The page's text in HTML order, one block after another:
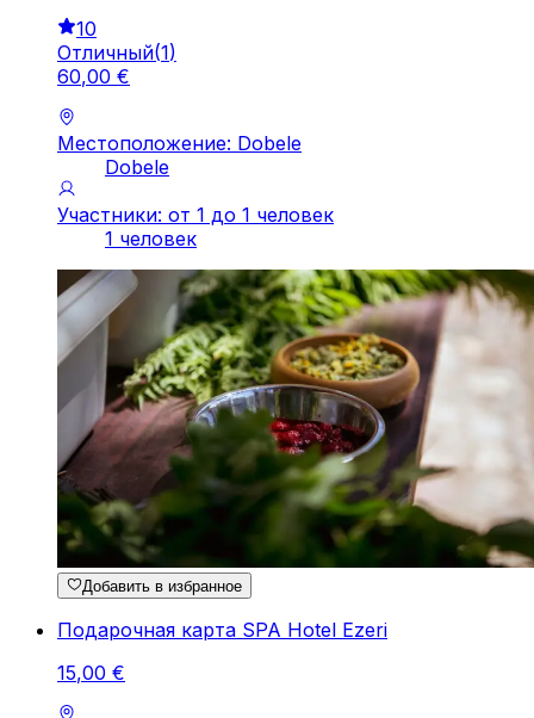
10
Отличный(1)
60,00 €
Местоположение: Dobele
Dobele
Участники: от 1 до 1 человек
1 человек
Добавить в избранное
Подарочная карта SPA Hotel Ezeri
15,00 €